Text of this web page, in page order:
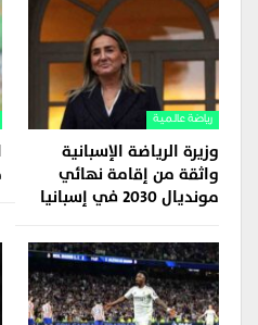
رياضة عالمية
وزيرة الرياضة الإسبانية
واثقة من إقامة نهائي
مونديال 2030 في إسبانيا